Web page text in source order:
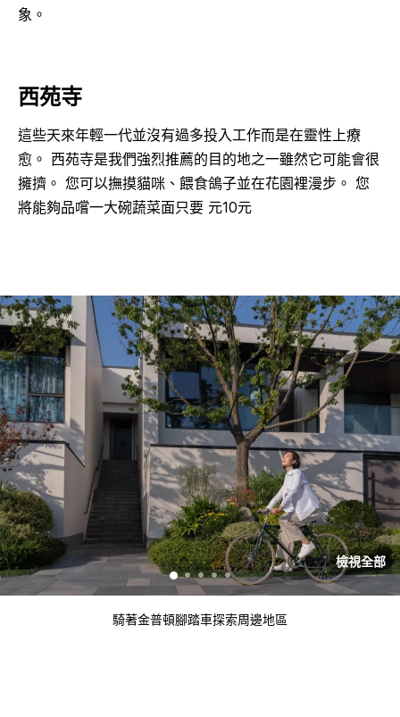
象。
西苑寺
這些天來年輕一代並沒有過多投入工作而是在靈性上療
愈。 西苑寺是我們強烈推薦的目的地之一雖然它可能會很
擁擠。 您可以撫摸貓咪、餵食鴿子並在花園裡漫步。 您
將能夠品嚐一大碗蔬菜面只要 元10元
騎著金普頓腳踏車探索周邊地區
檢視全部